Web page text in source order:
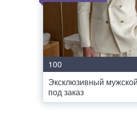
100
Эксклюзивный
под заказ